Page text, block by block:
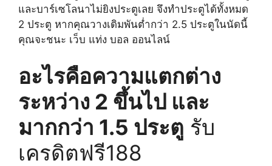
และบาร์เซโลนาไม่ยิงประตูเลย จึงทำประตูได้ทั้งหมด
2 ประตู หากคุณวางเดิมพันต่ำกว่า 2.5 ประตูในนัดนี้
คุณจะชนะ เว็บ แท่ง บอล ออนไลน์
อะไรคือความแตกต่าง
ระหว่าง 2 ขึ้นไป และ
มากกว่า 1.5 ประตู รับ
เครดิตฟรี188